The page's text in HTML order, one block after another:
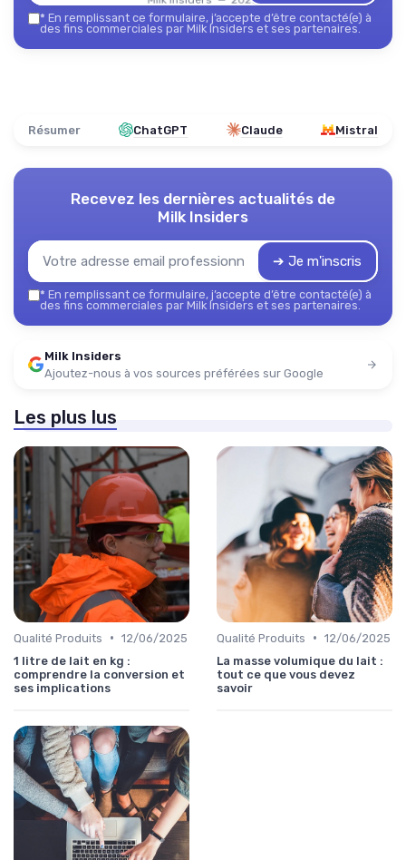
* En remplissant ce formulaire, j’accepte d’être contacté(e) à
des fins commerciales par Milk Insiders et ses partenaires.
Résumer ChatGPT Claude Mistral
Recevez les dernières actualités de
Milk Insiders
➔ Je m'inscris
* En remplissant ce formulaire, j’accepte d’être contacté(e) à
des fins commerciales par Milk Insiders et ses partenaires.
Milk Insiders
Ajoutez-nous à vos sources préférées sur Google
Les plus lus
Qualité Produits • 12/06/2025
1 litre de lait en kg :
comprendre la conversion et
ses implications
Qualité Produits • 12/06/2025
La masse volumique du lait :
tout ce que vous devez
savoir